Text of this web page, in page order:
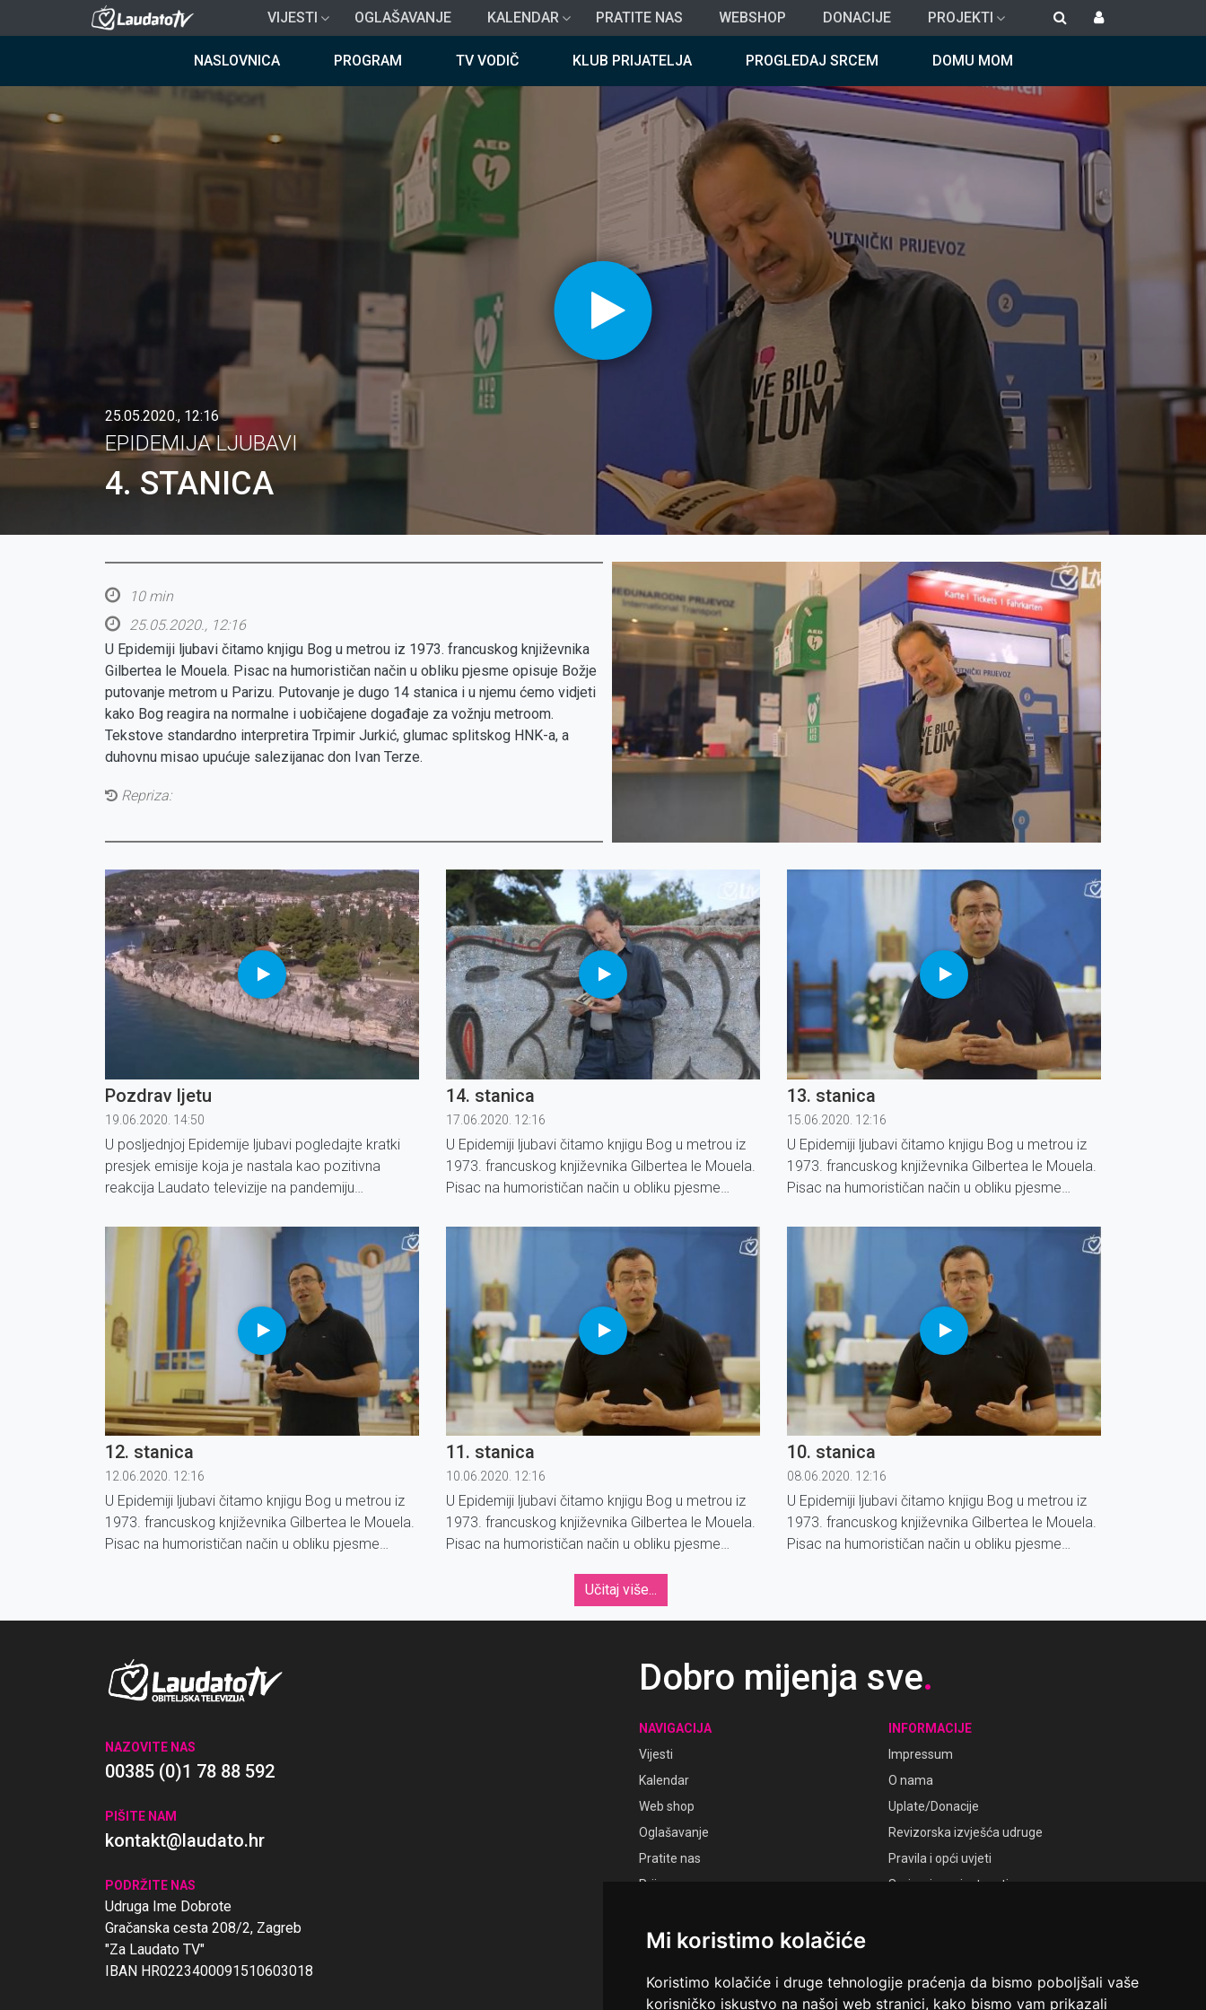
Mi koristimo kolačiće
Koristimo kolačiće i druge tehnologije praćenja da bismo poboljšali vaše
korisničko iskustvo na našoj web stranici, kako bismo vam prikazali
na
VIJESTI OGLAŠAVANJE KALENDAR PRATITE NAS WEBSHOP DONACIJE PROJEKTI
NASLOVNICA PROGRAM TV VODIČ KLUB PRIJATELJA PROGLEDAJ SRCEM DOMU MOM
25.05.2020., 12:16
EPIDEMIJA LJUBAVI
4. STANICA
10 min
25.05.2020., 12:16
U Epidemiji ljubavi čitamo knjigu Bog u metrou iz 1973. francuskog književnika
Gilbertea le Mouela. Pisac na humorističan način u obliku pjesme opisuje Božje
putovanje metrom u Parizu. Putovanje je dugo 14 stanica i u njemu ćemo vidjeti
kako Bog reagira na normalne i uobičajene događaje za vožnju metroom.
Tekstove standardno interpretira Trpimir Jurkić, glumac splitskog HNK-a, a
duhovnu misao upućuje salezijanac don Ivan Terze.
Repriza:
Pozdrav ljetu
19.06.2020. 14:50
U posljednjoj Epidemije ljubavi pogledajte kratki
presjek emisije koja je nastala kao pozitivna
reakcija Laudato televizije na pandemiju
naš život.
14. stanica
17.06.2020. 12:16
U Epidemiji ljubavi čitamo knjigu Bog u metrou iz
1973. francuskog književnika Gilbertea le Mouela.
Pisac na humorističan način u obliku pjesme
13. stanica
15.06.2020. 12:16
U Epidemiji ljubavi čitamo knjigu Bog u metrou iz
1973. francuskog književnika Gilbertea le Mouela.
Pisac na humorističan način u obliku pjesme
12. stanica
12.06.2020. 12:16
U Epidemiji ljubavi čitamo knjigu Bog u metrou iz
1973. francuskog književnika Gilbertea le Mouela.
Pisac na humorističan način u obliku pjesme
11. stanica
10.06.2020. 12:16
U Epidemiji ljubavi čitamo knjigu Bog u metrou iz
1973. francuskog književnika Gilbertea le Mouela.
Pisac na humorističan način u obliku pjesme
10. stanica
08.06.2020. 12:16
U Epidemiji ljubavi čitamo knjigu Bog u metrou iz
1973. francuskog književnika Gilbertea le Mouela.
Pisac na humorističan način u obliku pjesme
Učitaj više...
NAZOVITE NAS
00385 (0)1 78 88 592
PIŠITE NAM
kontakt@laudato.hr
PODRŽITE NAS
Udruga Ime Dobrote
Gračanska cesta 208/2, Zagreb
"Za Laudato TV"
IBAN HR0223400091510603018
Dobro mijenja sve.
NAVIGACIJA
Vijesti
Kalendar
Web shop
Oglašavanje
Pratite nas
Prijava
INFORMACIJE
Impressum
O nama
Uplate/Donacije
Revizorska izvješća udruge
Pravila i opći uvjeti
Smjernice privatnosti